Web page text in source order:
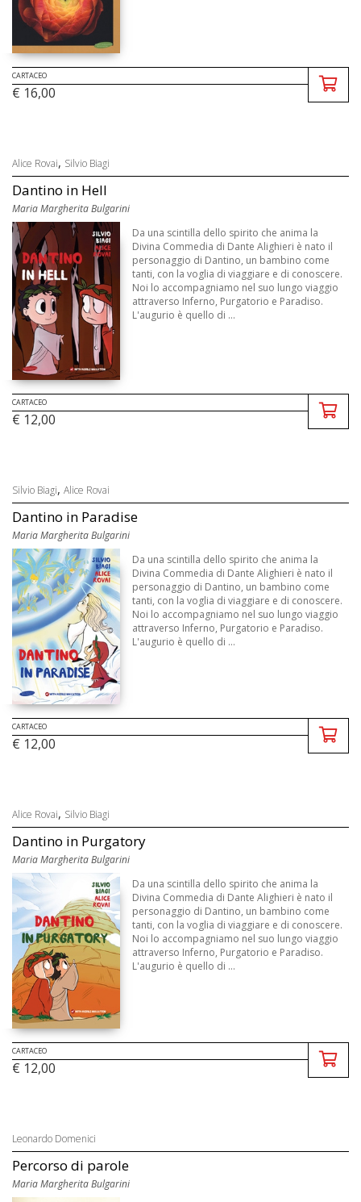
CARTACEO
€ 16,00
Alice Rovai, Silvio Biagi
Dantino in Hell
Maria Margherita Bulgarini
Da una scintilla dello spirito che anima la
Divina Commedia di Dante Alighieri è nato il
personaggio di Dantino, un bambino come
tanti, con la voglia di viaggiare e di conoscere.
Noi lo accompagniamo nel suo lungo viaggio
attraverso Inferno, Purgatorio e Paradiso.
L'augurio è quello di ...
CARTACEO
€ 12,00
Silvio Biagi, Alice Rovai
Dantino in Paradise
Maria Margherita Bulgarini
Da una scintilla dello spirito che anima la
Divina Commedia di Dante Alighieri è nato il
personaggio di Dantino, un bambino come
tanti, con la voglia di viaggiare e di conoscere.
Noi lo accompagniamo nel suo lungo viaggio
attraverso Inferno, Purgatorio e Paradiso.
L'augurio è quello di ...
CARTACEO
€ 12,00
Alice Rovai, Silvio Biagi
Dantino in Purgatory
Maria Margherita Bulgarini
Da una scintilla dello spirito che anima la
Divina Commedia di Dante Alighieri è nato il
personaggio di Dantino, un bambino come
tanti, con la voglia di viaggiare e di conoscere.
Noi lo accompagniamo nel suo lungo viaggio
attraverso Inferno, Purgatorio e Paradiso.
L'augurio è quello di ...
CARTACEO
€ 12,00
Leonardo Domenici
Percorso di parole
Maria Margherita Bulgarini